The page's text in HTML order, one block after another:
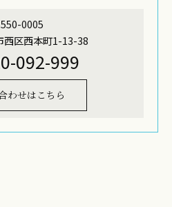
0005
西区西本町1-13-38
092-999
わせはこちら